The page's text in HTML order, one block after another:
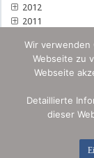
2012
2011
Wir verwenden
Webseite zu
Webseite
Detaillierte
dieser